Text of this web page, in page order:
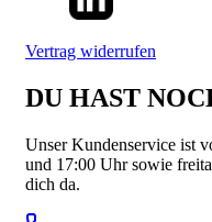
Vertrag widerrufen
DU HAST
Unser Kundenservice ist
und 17:00 Uhr sowie
dich da.